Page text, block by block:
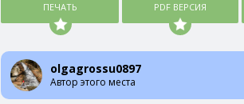
ПЕЧАТЬ PDF ВЕРСИЯ
olgagrossu0897
Автор этого места